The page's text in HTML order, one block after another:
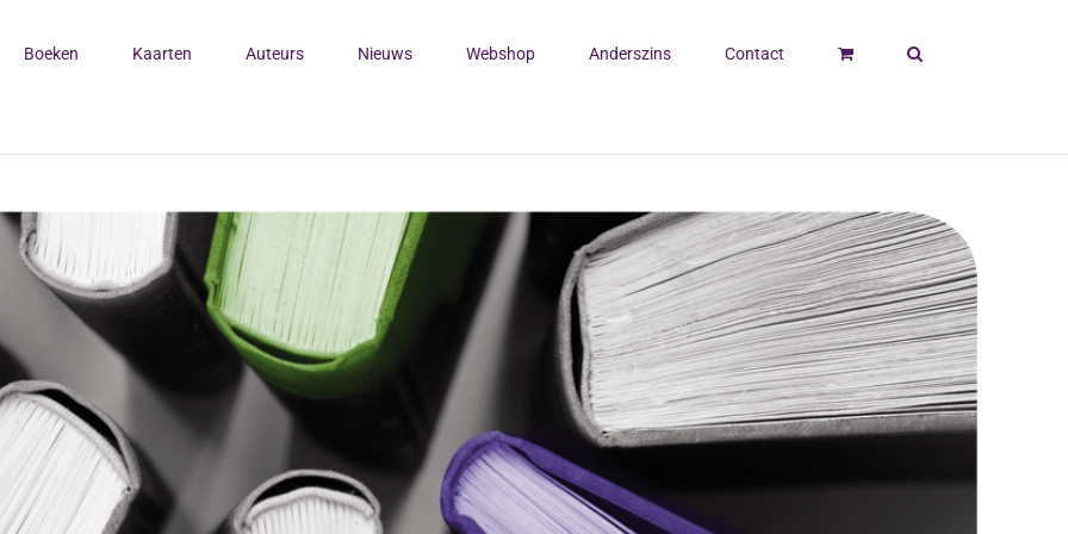
Boeken Kaarten Auteurs Nieuws Webshop Anderszins Contact